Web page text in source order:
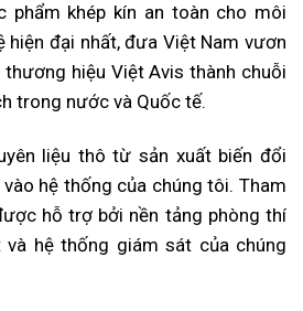
phẩm khép kín an toàn cho môi
đại nhất, đưa Việt Nam vươn
hiệu Việt Avis thành chuỗi
trong nước và Quốc tế.
liệu thô từ sản xuất biến đổi
hệ thống của chúng tôi. Tham
hỗ trợ bởi nền tảng phòng thí
và hệ thống giám sát của chúng